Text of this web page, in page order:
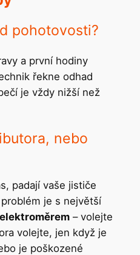
pohotovosti?
a první hodiny
řekne odhad
je vždy nižší než
nebo
padají vaše jističe
je s největší
– volejte
volejte, jen když je
je poškozené